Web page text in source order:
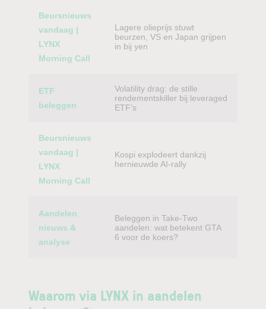
Beursnieuws
vandaag |
LYNX
Morning Call
Lagere olieprijs stuwt
beurzen, VS en Japan grijpen
in bij yen
ETF
beleggen
Volatility drag: de stille
rendementskiller bij leveraged
ETF’s
Beursnieuws
vandaag |
LYNX
Morning Call
Kospi explodeert dankzij
hernieuwde AI-rally
Aandelen
nieuws &
analyse
Beleggen in Take-Two
aandelen: wat betekent GTA
6 voor de koers?
Waarom via LYNX in aandelen